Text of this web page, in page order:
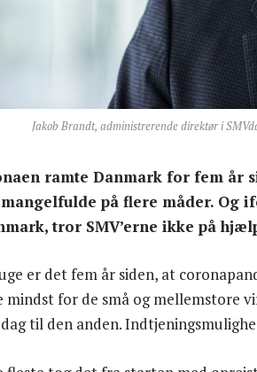
Jakob Brandt, administrerende direktør i
ramte Danmark for fem år
mangelfulde på flere måder. Og
tror SMV’erne ikke på
er det fem år siden, at
mindst for de små og mellemstore
til den anden.